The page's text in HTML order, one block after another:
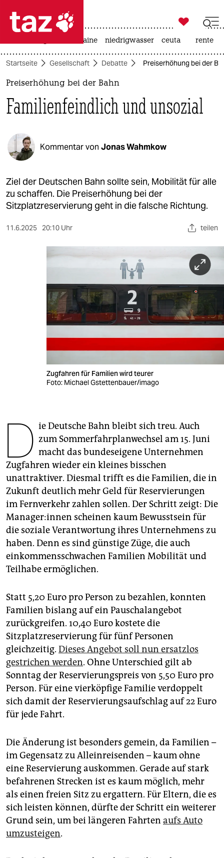
 taz zahl ich
taz zahl ich
politik
öko
gesellschaft
kultur
sport
berlin
fragen & hilfe
genossenschaft
epaper login

taz zahl ich
krieg in der ukraine niedrigwasser ceuta rente
Startseite Gesellschaft Debatte Preiserhöhung bei der
Preiserhöhung bei der Bahn
Familienfeindlich und unsozial
Kommentar von Jonas Wahmkow
Ziel der Deutschen Bahn sollte sein, Mobilität für alle
zu schaffen. Die Preiserhöhung bei der
Sitzplatzreservierung geht in die falsche Richtung.
11.6.2025 20:10 Uhr teilen
Zugfahren für Familien wird teurer
Foto: Michael Gstettenbauer/imago
D ie Deutsche Bahn bleibt sich treu. Auch
zum Sommerfahrplanwechsel am 15. Juni
macht das bundeseigene Unternehmen
Zugfahren wieder ein kleines bisschen
unattraktiver. Diesmal trifft es die Familien, die in
Zukunft deutlich mehr Geld für Reservierungen
im Fernverkehr zahlen sollen. Der Schritt zeigt: Die
Ma­na­ge­r:in­nen scheinen kaum Bewusstsein für
die soziale Verantwortung ihres Unternehmens zu
haben. Denn es sind günstige Züge, die auch
einkommensschwachen Familien Mobilität und
Teilhabe ermöglichen.
Statt 5,20 Euro pro Person zu bezahlen, konnten
Familien bislang auf ein Pauschalangebot
zurückgreifen. 10,40 Euro kostete die
Sitzplatzreservierung für fünf Personen
gleichzeitig. Dieses Angebot soll nun ersatzlos
gestrichen werden. Ohne Unterschied gilt ab
Sonntag der Reservierungspreis von 5,50 Euro pro
Person. Für eine vierköpfige Familie verdoppelt
sich damit der Reservierungsaufschlag auf 22 Euro
für jede Fahrt.
Die Änderung ist besonders gemein, da Familien –
im Gegensatz zu Alleinreisenden – kaum ohne
eine Reservierung auskommen. Gerade auf stark
befahrenen Strecken ist es kaum möglich, mehr
als einen freien Sitz zu ergattern. Für Eltern, die es
sich leisten können, dürfte der Schritt ein weiterer
Grund sein, um bei längeren Fahrten aufs Auto
umzusteigen.